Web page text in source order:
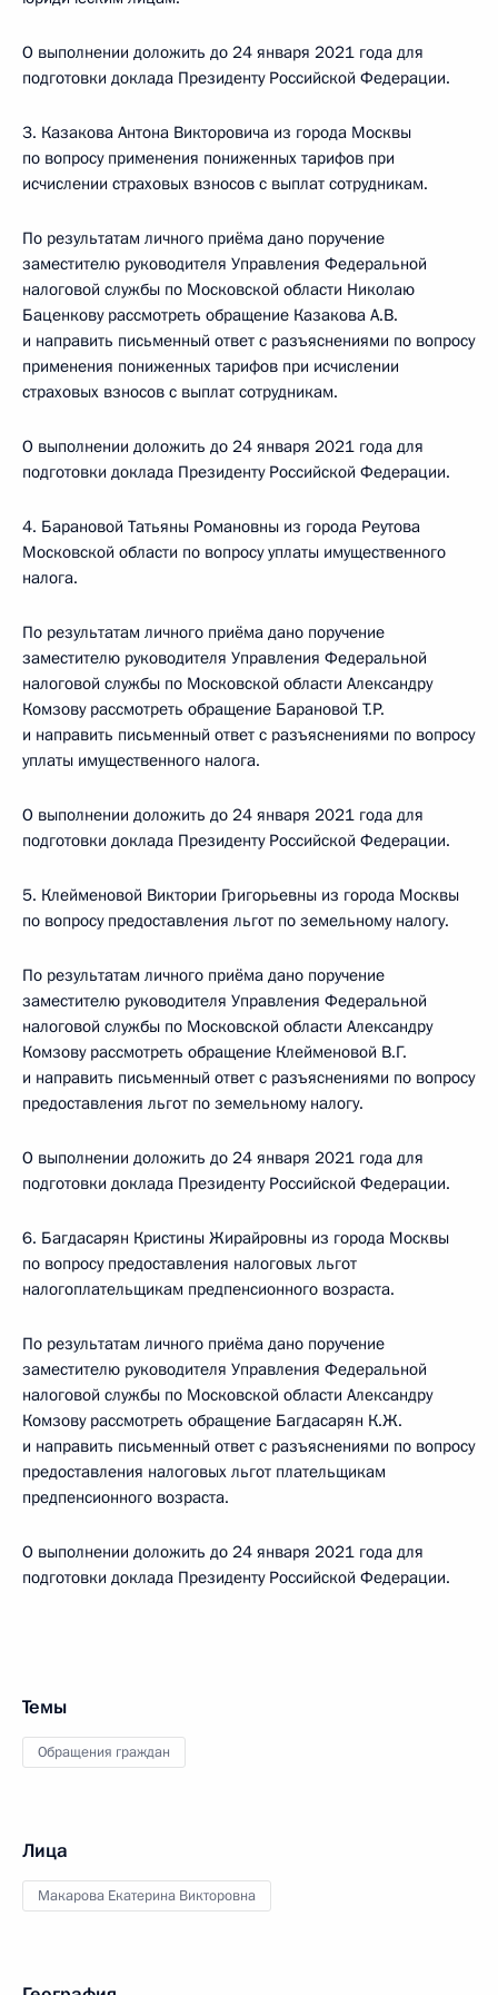
О выполнении доложить до 24 января 2021 года для
подготовки доклада Президенту Российской Федерации.
3. Казакова Антона Викторовича из города Москвы
по вопросу применения пониженных тарифов при
исчислении страховых взносов с выплат сотрудникам.
По результатам личного приёма дано поручение
заместителю руководителя Управления Федеральной
налоговой службы по Московской области Николаю
Баценкову рассмотреть обращение Казакова А.В.
и направить письменный ответ с разъяснениями по вопросу
применения пониженных тарифов при исчислении
страховых взносов с выплат сотрудникам.
О выполнении доложить до 24 января 2021 года для
подготовки доклада Президенту Российской Федерации.
4. Барановой Татьяны Романовны из города Реутова
Московской области по вопросу уплаты имущественного
налога.
По результатам личного приёма дано поручение
заместителю руководителя Управления Федеральной
налоговой службы по Московской области Александру
Комзову рассмотреть обращение Барановой Т.Р.
и направить письменный ответ с разъяснениями по вопросу
уплаты имущественного налога.
О выполнении доложить до 24 января 2021 года для
подготовки доклада Президенту Российской Федерации.
5. Клейменовой Виктории Григорьевны из города Москвы
по вопросу предоставления льгот по земельному налогу.
По результатам личного приёма дано поручение
заместителю руководителя Управления Федеральной
налоговой службы по Московской области Александру
Комзову рассмотреть обращение Клейменовой В.Г.
и направить письменный ответ с разъяснениями по вопросу
предоставления льгот по земельному налогу.
О выполнении доложить до 24 января 2021 года для
подготовки доклада Президенту Российской Федерации.
6. Багдасарян Кристины Жирайровны из города Москвы
по вопросу предоставления налоговых льгот
налогоплательщикам предпенсионного возраста.
По результатам личного приёма дано поручение
заместителю руководителя Управления Федеральной
налоговой службы по Московской области Александру
Комзову рассмотреть обращение Багдасарян К.Ж.
и направить письменный ответ с разъяснениями по вопросу
предоставления налоговых льгот плательщикам
предпенсионного возраста.
О выполнении доложить до 24 января 2021 года для
подготовки доклада Президенту Российской Федерации.
Темы
Обращения граждан
Лица
Макарова Екатерина Викторовна